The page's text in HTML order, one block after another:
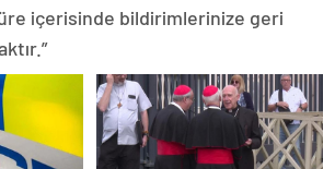
içerisinde bildirimlerinize geri